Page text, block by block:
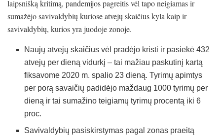
laipsnišką kritimą, pandemijos pagreitis vėl tapo neigiamas ir
sumažėjo savivaldybių kuriose atvejų skaičius kyla kaip ir
savivaldybių, kurios yra juodoje zonoje.
Naujų atvejų skaičius vėl pradėjo kristi ir pasiekė 432
atvejų per dieną vidurkį – tai mažiau paskutinį kartą
fiksavome 2020 m. spalio 23 dieną. Tyrimų apimtys
per porą savaičių padidėjo maždaug 1000 tyrimų per
dieną ir tai sumažino teigiamų tyrimų procentą iki 6
proc.
Savivaldybių pasiskirstymas pagal zonas praeitą